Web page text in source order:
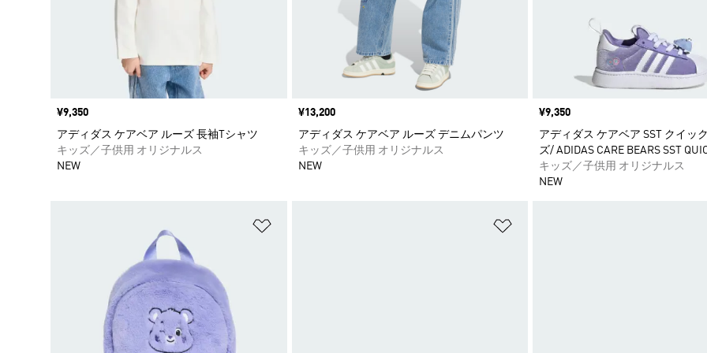
価格
¥9,350
アディダス ケアベア ルーズ 長袖Tシャツ
キッズ／子供用 オリジナルス
NEW
価格
¥13,200
アディダス ケアベア ルーズ デニムパンツ
キッズ／子供用 オリジナルス
NEW
価格
¥9,350
アディダス ケアベア SST クイッ
ズ/ ADIDAS CARE BEARS SST
キッズ／子供用 オリジナルス
NEW